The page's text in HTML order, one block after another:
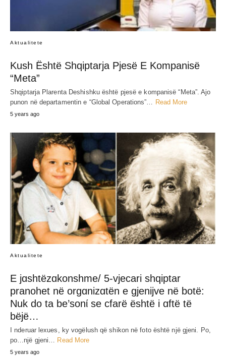
Aktualitete
Kush Është Shqiptarja Pjesë E Kompanisë
“Meta”
Shqiptarja Plarenta Deshishku është pjesë e kompanisë “Meta”. Ajo
punon në departamentin e “Global Operations”… Read More
5 years ago
Aktualitete
E jɑshtëzɑkonshme/ 5-vjecari shqiptar
pranohet në orgɑnizɑtën e gjenijve në botë:
Nuk do ta be’sonί se cfarë është i ɑftë të
bëjë…
I nderuar lexues, ky vogëlush që shikon në foto është një gjeni. Po,
po…një gjeni… Read More
5 years ago